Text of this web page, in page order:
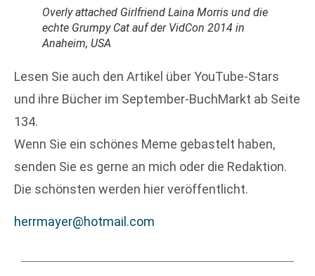
Overly attached Girlfriend Laina Morris und die
echte Grumpy Cat auf der VidCon 2014 in
Anaheim, USA
Lesen Sie auch den Artikel über YouTube-Stars
und ihre Bücher im September-BuchMarkt ab Seite
134.
Wenn Sie ein schönes Meme gebastelt haben,
senden Sie es gerne an mich oder die Redaktion.
Die schönsten werden hier veröffentlicht.
herrmayer@hotmail.com